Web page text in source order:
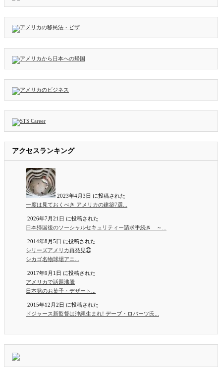
アクセスランキング
2023年4月3日 に投稿された
一度は見ておくべき アメリカの建築7選...
2026年7月21日 に投稿された
日本帰国後のソーシャルセキュリティー請求手続き ～...
2014年8月5日 に投稿された
シリーズアメリカ再発見㉕
シカゴ名物球場アニ...
2017年9月1日 に投稿された
アメリカで話題沸騰
日本発のお菓子・デザート...
2015年12月2日 に投稿された
ドジャース新監督は沖縄生まれ! デーブ・ロバーツ氏...